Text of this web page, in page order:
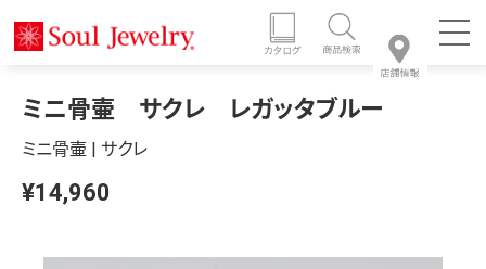
ミニ骨壷 サクレ レガッタブルー
ミニ骨壷 | サクレ
¥14,960